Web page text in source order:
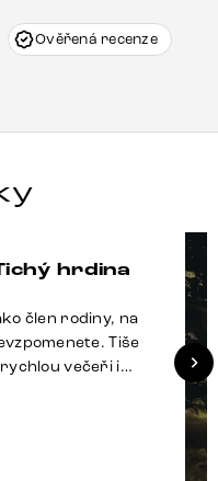
vstříc.
všem.“
Ověřená recenze
hrdina
člen rodiny, na
Tiše
večeři i
„někdy vyřídit“. Pak
zpráva: „Stavíme